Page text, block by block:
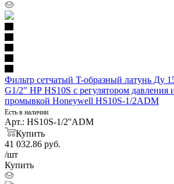
Фильтр сетчатый T-образный латунь Ду
G1/2" НР HS10S с регулятором давления
промывкой Honeywell HS10S-1/2ADM
Есть в наличии
Арт.: HS10S-1/2''ADM
Купить
41 032.86 руб.
/шт
Купить